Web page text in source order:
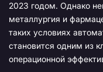
2023 годом. Однако
металлургия и
таких условиях
становится одним из
операционной